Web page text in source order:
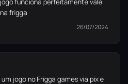
frigga
26/07/2024
jogo no Frigga games via pix e